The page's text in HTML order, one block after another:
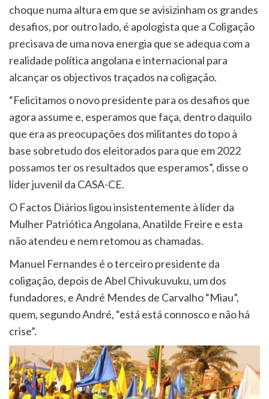
choque numa altura em que se avisizinham os grandes
desafios, por outro lado, é apologista que a Coligação
precisava de uma nova energia que se adequa com a
realidade política angolana e internacional para
alcançar os objectivos traçados na coligação.
“Felicitamos o novo presidente para os desafios que
agora assume e, esperamos que faça, dentro daquilo
que era as preocupações dos militantes do topo à
base sobretudo dos eleitorados para que em 2022
possamos ter os resultados que esperamos”, disse o
líder juvenil da CASA-CE.
O Factos Diários ligou insistentemente à líder da
Mulher Patriótica Angolana, Anatilde Freire e esta
não atendeu e nem retomou as chamadas.
Manuel Fernandes é o terceiro presidente da
coligação, depois de Abel Chivukuvuku, um dos
fundadores, e André Mendes de Carvalho “Miau”,
quem, segundo André, “está está connosco e não há
crise”.